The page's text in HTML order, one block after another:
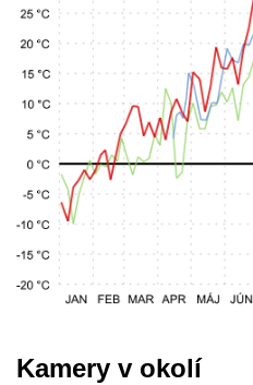
Kamery v okolí